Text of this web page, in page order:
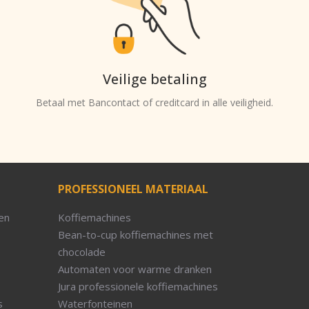
Veilige betaling
Betaal met Bancontact of creditcard in alle veiligheid.
PROFESSIONEEL MATERIAAL
Koffiemachines
Bean-to-cup koffiemachines met
chocolade
Automaten voor warme dranken
Jura professionele koffiemachines
Waterfonteinen